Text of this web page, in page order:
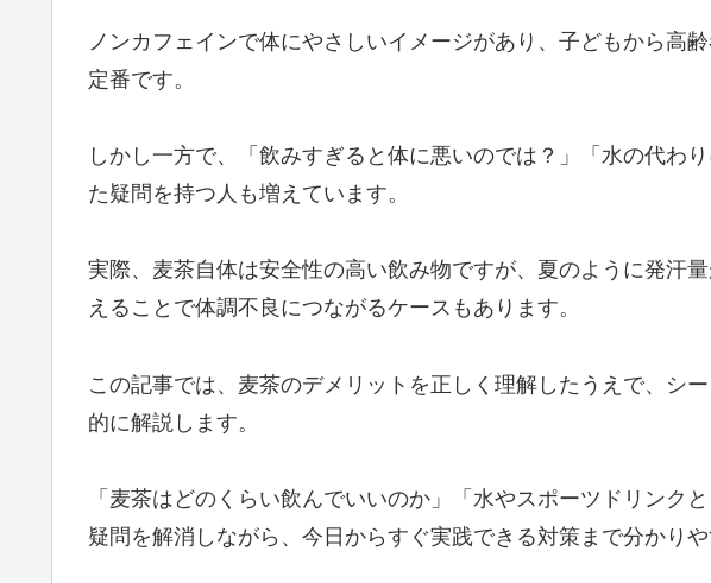
ノンカフェインで体にやさしいイメージがあり、子どもから高
定番です。
しかし一方で、「飲みすぎると体に悪いのでは？」「水の代わ
た疑問を持つ人も増えています。
実際、麦茶自体は安全性の高い飲み物ですが、夏のように発汗
えることで体調不良につながるケースもあります。
この記事では、麦茶のデメリットを正しく理解したうえで、シ
的に解説します。
「麦茶はどのくらい飲んでいいのか」「水やスポーツドリンク
疑問を解消しながら、今日からすぐ実践できる対策まで分かりや